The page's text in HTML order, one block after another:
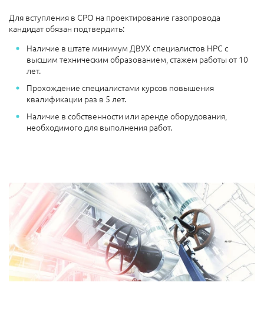
Для вступления в СРО на проектирование газопровода
кандидат обязан подтвердить:
Наличие в штате минимум ДВУХ специалистов НРС с
высшим техническим образованием, стажем работы от 10
лет.
Прохождение специалистами курсов повышения
квалификации раз в 5 лет.
Наличие в собственности или аренде оборудования,
необходимого для выполнения работ.